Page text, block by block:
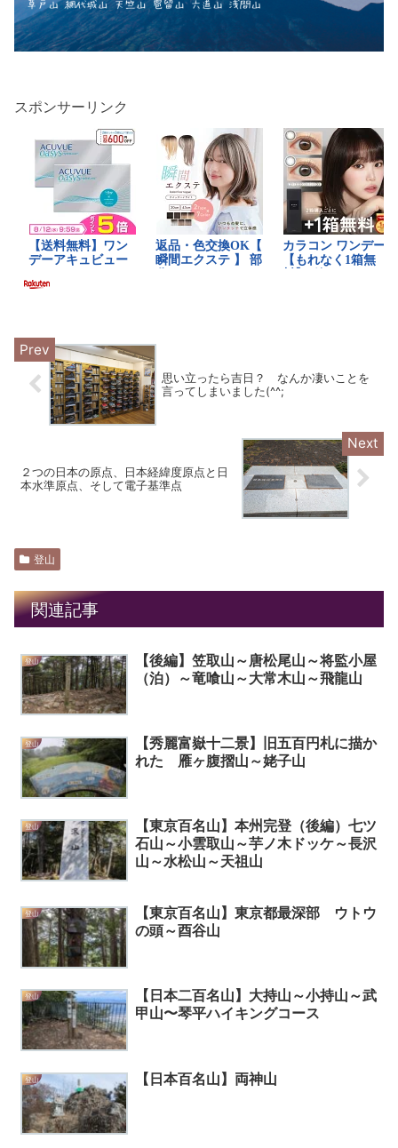
スポンサーリンク
思い立ったら吉日？ なんか凄いことを
言ってしまいました(^^;
２つの日本の原点、日本経緯度原点と日
本水準原点、そして電子基準点
登山
関連記事
登山
【後編】笠取山～唐松尾山～将監小屋
（泊）～竜喰山～大常木山～飛龍山
登山
【秀麗富嶽十二景】旧五百円札に描か
れた 雁ヶ腹摺山～姥子山
登山
【東京百名山】本州完登（後編）七ツ
石山～小雲取山～芋ノ木ドッケ～長沢
山～水松山～天祖山
登山
【東京百名山】東京都最深部 ウトウ
の頭～酉谷山
登山
【日本二百名山】大持山～小持山～武
甲山〜琴平ハイキングコース
登山 【日本百名山】両神山